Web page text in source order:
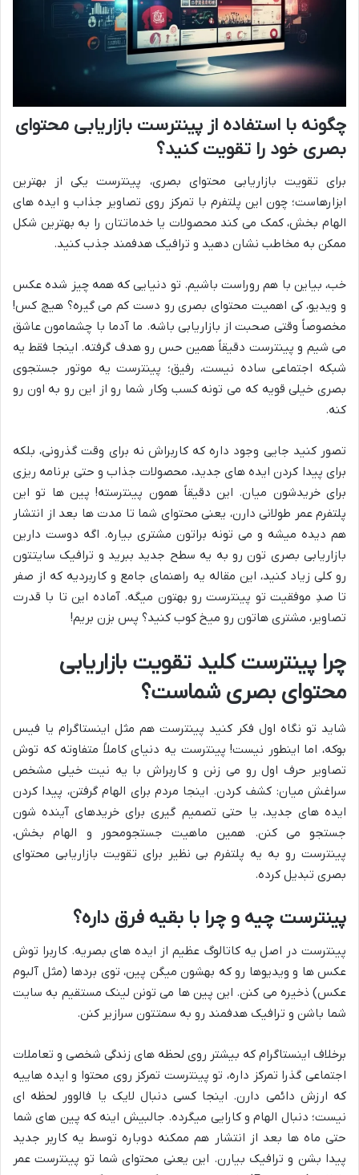
چگونه با استفاده از پینترست بازاریابی محتوای
بصری خود را تقویت کنید؟
برای تقویت بازاریابی محتوای بصری، پینترست یکی از بهترین
ابزارهاست؛ چون این پلتفرم با تمرکز روی تصاویر جذاب و ایده های
الهام بخش، کمک می کند محصولات یا خدماتتان را به بهترین شکل
ممکن به مخاطب نشان دهید و ترافیک هدفمند جذب کنید.
خب، بیاین با هم روراست باشیم. تو دنیایی که همه چیز شده عکس
و ویدیو، کی اهمیت محتوای بصری رو دست کم می گیره؟ هیچ کس!
مخصوصاً وقتی صحبت از بازاریابی باشه. ما آدما با چشمامون عاشق
می شیم و پینترست دقیقاً همین حس رو هدف گرفته. اینجا فقط یه
شبکه اجتماعی ساده نیست، رفیق؛ پینترست یه موتور جستجوی
بصری خیلی قویه که می تونه کسب وکار شما رو از این رو به اون رو
کنه.
تصور کنید جایی وجود داره که کاربراش نه برای وقت گذرونی، بلکه
برای پیدا کردن ایده های جدید، محصولات جذاب و حتی برنامه ریزی
برای خریدشون میان. این دقیقاً همون پینترسته! پین ها تو این
پلتفرم عمر طولانی دارن، یعنی محتوای شما تا مدت ها بعد از انتشار
هم دیده میشه و می تونه براتون مشتری بیاره. اگه دوست دارین
بازاریابی بصری تون رو به یه سطح جدید ببرید و ترافیک سایتتون
رو کلی زیاد کنید، این مقاله یه راهنمای جامع و کاربردیه که از صفر
تا صدِ موفقیت تو پینترست رو بهتون میگه. آماده این تا با قدرت
تصاویر، مشتری هاتون رو میخ کوب کنید؟ پس بزن بریم!
چرا پینترست کلید تقویت بازاریابی
محتوای بصری شماست؟
شاید تو نگاه اول فکر کنید پینترست هم مثل اینستاگرام یا فیس
بوکه، اما اینطور نیست! پینترست یه دنیای کاملاً متفاوته که توش
تصاویر حرف اول رو می زنن و کاربراش با یه نیت خیلی مشخص
سراغش میان: کشف کردن. اینجا مردم برای الهام گرفتن، پیدا کردن
ایده های جدید، یا حتی تصمیم گیری برای خریدهای آینده شون
جستجو می کنن. همین ماهیت جستجومحور و الهام بخش،
پینترست رو به یه پلتفرم بی نظیر برای تقویت بازاریابی محتوای
بصری تبدیل کرده.
پینترست چیه و چرا با بقیه فرق داره؟
پینترست در اصل یه کاتالوگ عظیم از ایده های بصریه. کاربرا توش
عکس ها و ویدیوها رو که بهشون میگن پین، توی بردها (مثل آلبوم
عکس) ذخیره می کنن. این پین ها می تونن لینک مستقیم به سایت
شما باشن و ترافیک هدفمند رو به سمتتون سرازیر کنن.
برخلاف اینستاگرام که بیشتر روی لحظه های زندگی شخصی و تعاملات
اجتماعی گذرا تمرکز داره، تو پینترست تمرکز روی محتوا و ایده هاییه
که ارزش دائمی دارن. اینجا کسی دنبال لایک یا فالوور لحظه ای
نیست؛ دنبال الهام و کارایی میگرده. جالبیش اینه که پین های شما
حتی ماه ها بعد از انتشار هم ممکنه دوباره توسط یه کاربر جدید
پیدا بشن و ترافیک بیارن. این یعنی محتوای شما تو پینترست عمر